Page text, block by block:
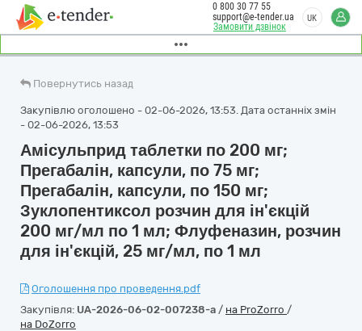
Замовити дзвінок
0 800 30 77 55
support@e-tender.ua
UK
Повернутись назад
Закупівлю оголошено - 02-06-2026, 13:53. Дата останніх змін
- 02-06-2026, 13:53
Амісульприд таблетки по 200 мг;
Прегабалін, капсули, по 75 мг;
Прегабалін, капсули, по 150 мг;
Зуклопентиксол розчин для ін'єкцій
200 мг/мл по 1 мл; Флуфеназин, розчин
для ін'єкцій, 25 мг/мл, по 1 мл
Оголошення про проведення.pdf
Закупівля: UA-2026-06-02-007238-a / на ProZorro /
на DoZorro